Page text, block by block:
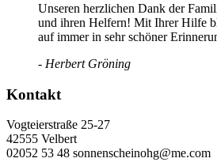
Unseren herzlichen Dank der
und ihren Helfern! Mit Ihrer Hilfe
auf immer in sehr schöner
- Herbert Gröning
Kontakt
Vogteierstraße 25-27
42555 Velbert
02052 53 48 sonnenscheinohg@me.com